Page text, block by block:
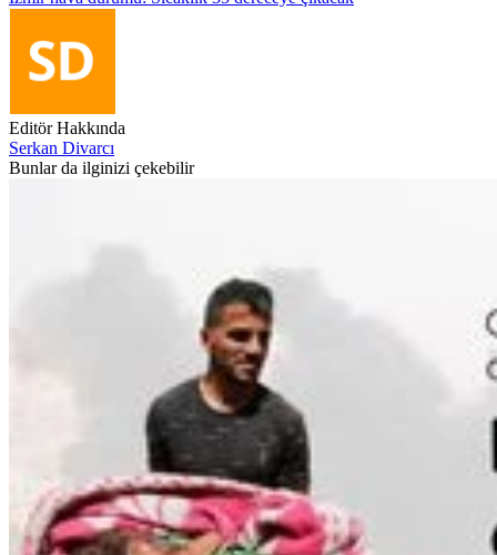
Editör Hakkında
Serkan Divarcı
Bunlar da ilginizi çekebilir